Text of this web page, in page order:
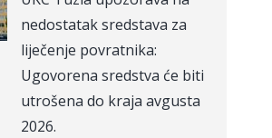
nedostatak sredstava za
liječenje povratnika:
Ugovorena sredstva će biti
utrošena do kraja avgusta
2026.